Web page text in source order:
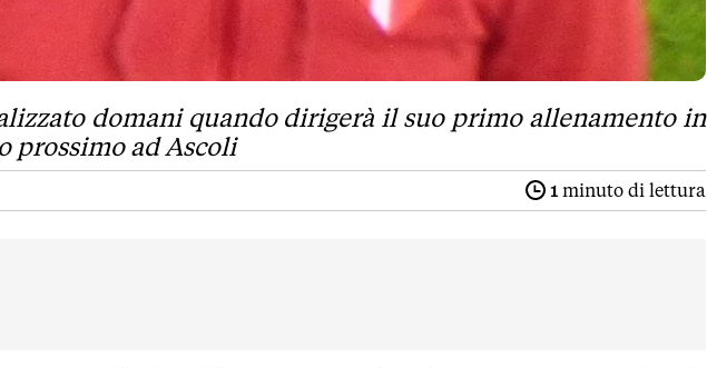
domani quando dirigerà il suo primo allenamento in
prossimo ad Ascoli
1 minuto di lettura